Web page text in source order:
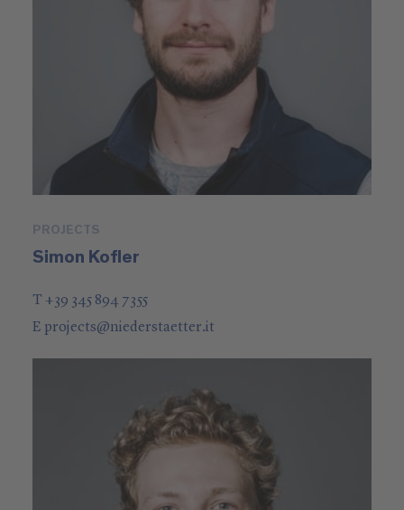
PROJECTS
Simon Kofler
T +39 345 894 7355
E projects@niederstaetter.it